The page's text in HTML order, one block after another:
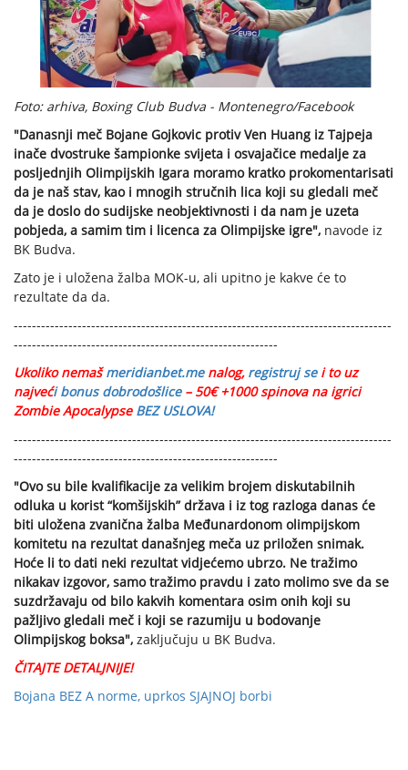
Foto: arhiva, Boxing Club Budva - Montenegro/Facebook
"Danasnji meč Bojane Gojkovic protiv Ven Huang iz Tajpeja
inače dvostruke šampionke svijeta i osvajačice medalje za
posljednjih Olimpijskih Igara moramo kratko prokomentarisati
da je naš stav, kao i mnogih stručnih lica koji su gledali meč
da je doslo do sudijske neobjektivnosti i da nam je uzeta
pobjeda, a samim tim i licenca za Olimpijske igre", navode iz
BK Budva.
Zato je i uložena žalba MOK-u, ali upitno je kakve će to
rezultate da da.
-----------------------------------------------------------------------------------
----------------------------------------------------------
Ukoliko nemašmeridianbet.me nalog, registruj sei to uz
najveći bonus dobrodošlice – 50€ +1000 spinova na igrici
Zombie ApocalypseBEZ USLOVA!
-----------------------------------------------------------------------------------
----------------------------------------------------------
"Ovo su bile kvalifikacije za velikim brojem diskutabilnih
odluka u korist “komšijskih” država i iz tog razloga danas će
biti uložena zvanična žalba Međunardonom olimpijskom
komitetu na rezultat današnjeg meča uz priložen snimak.
Hoće li to dati neki rezultat vidjećemo ubrzo. Ne tražimo
nikakav izgovor, samo tražimo pravdu i zato molimo sve da se
suzdržavaju od bilo kakvih komentara osim onih koji su
pažljivo gledali meč i koji se razumiju u bodovanje
Olimpijskog boksa", zaključuju u BK Budva.
ČITAJTE DETALJNIJE!
Bojana BEZ A norme, uprkos SJAJNOJ borbi